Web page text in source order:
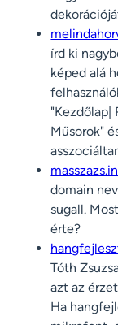
írd ki
képed alá
"Kezdőlap|
Műsorok"
domain
sugall.
érte?
Tóth
azt az
Ha